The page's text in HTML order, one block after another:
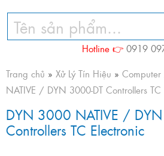
Hotline 👉 0919
Trang chủ » Xử Lý Tín Hiệu »
NATIVE / DYN 3000-DT Controllers TC
DYN 3000 NATIVE /
Controllers TC Electronic